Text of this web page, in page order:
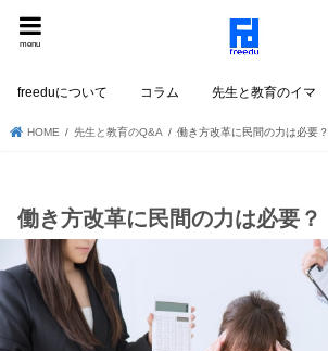
menu
freeduについて コラム 先生と教育のイマ
HOME 先生と教育のQ&A 働き方改革に民間の力は必要？
働き方改革に民間の力は必要？